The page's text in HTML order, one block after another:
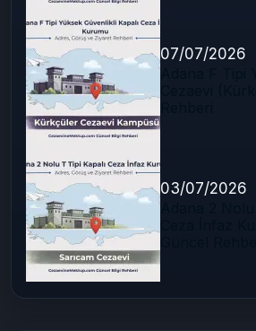
07/07/2026
03/07/2026